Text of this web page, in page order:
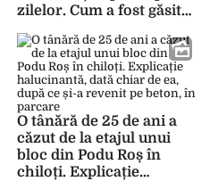
zilelor. Cum a fost găsită
O tânără de 25 de ani a
căzut de la etajul unui
bloc din Podu Roș în
chiloți. Explicație